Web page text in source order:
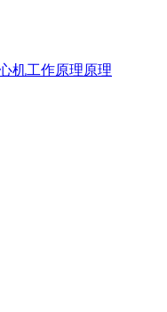
机工作原理原理